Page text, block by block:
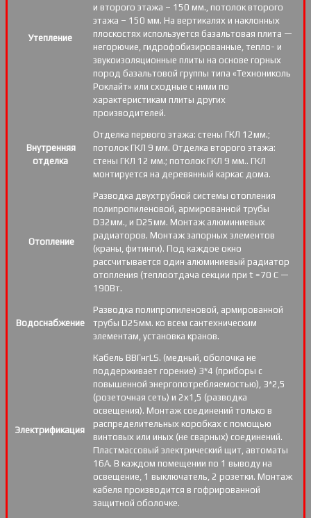
Утепление
и второго этажа – 150 мм., потолок второго
этажа – 150 мм. На вертикалях и наклонных
плоскостях используется базальтовая плита —
негорючие, гидрофобизированные, тепло- и
звукоизоляционные плиты на основе горных
пород базальтовой группы типа «Технониколь
Роклайт» или сходные с ними по
характеристикам плиты других
производителей.
Внутренняя
отделка
Отделка первого этажа: стены ГКЛ 12мм.;
потолок ГКЛ 9 мм. Отделка второго этажа:
стены ГКЛ 12 мм.; потолок ГКЛ 9 мм.. ГКЛ
монтируется на деревянный каркас дома.
Отопление
Разводка двухтрубной системы отопления
полипропиленовой, армированной трубы
D32мм., и D25мм. Монтаж алюминиевых
радиаторов. Монтаж запорных элементов
(краны, фитинги). Под каждое окно
рассчитывается один алюминиевый радиатор
отопления (теплоотдача секции при t =70 С —
190Вт.
Водоснабжение
Разводка полипропиленовой, армированной
трубы D25мм. ко всем сантехническим
элементам, установка кранов.
Электрификация
Кабель ВВГнгLS. (медный, оболочка не
поддерживает горение) 3*4 (приборы с
повышенной энергопотребляемостью), 3*2,5
(розеточная сеть) и 2х1,5 (разводка
освещения). Монтаж соединений только в
распределительных коробках с помощью
винтовых или иных (не сварных) соединений.
Пластмассовый электрический щит, автоматы
16А. В каждом помещении по 1 выводу на
освещение, 1 выключатель, 2 розетки. Монтаж
кабеля производится в гофрированной
защитной оболочке.